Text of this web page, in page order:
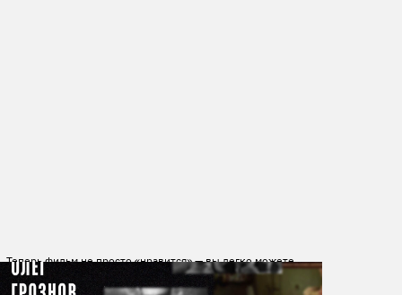
Теперь фильм не просто «нравится» — вы легко можете
объясните, почему: дело в сюжете, необычных ракурсах
или в особом монтаже?